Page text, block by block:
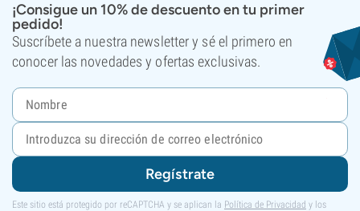
¡Consigue un 10% de descuento en tu primer
pedido!
Suscríbete a nuestra newsletter y sé el primero en
conocer las novedades y ofertas exclusivas.
Regístrate
Este sitio está protegido por reCAPTCHA y se aplican la Política de Privacidad y los